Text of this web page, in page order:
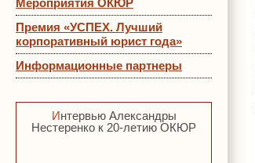
Мероприятия ОКЮР
Премия «УСПЕХ. Лучший
корпоративный юрист года»
Информационные партнеры
Интервью Александры
Нестеренко к 20-летию ОКЮР